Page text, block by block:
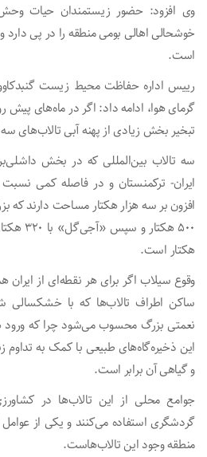
وی افزود: حضور زیستمندان حیات
خوشحالی اهالی بومی منطقه را در پی دارد و
است.
رییس اداره حفاظت محیط زیست
گرمای هوا، ادامه داد: اگر در ماه‌های پیش
تبخیر بخش زیادی از پهنه آبی تالاب‌های
سه تالاب بین‌المللی که در بخش
ایران- ترکمنستان و در فاصله کمی
هکتار است.
وقوع سیلاب اگر برای هر نقطه‌ای از ایران
ساکن اطراف تالاب‌ها که با
نعمتی بزرگ محسوب می‌شود چرا که ورود
این ذخیره‌گاه‌های طبیعی با کمک به
و گیاهی آن برابر است.
جوامع محلی از این تالاب‌ها در
گردشگری استفاده می‌کنند و یکی از
منطقه وجود این تالاب‌هاست.